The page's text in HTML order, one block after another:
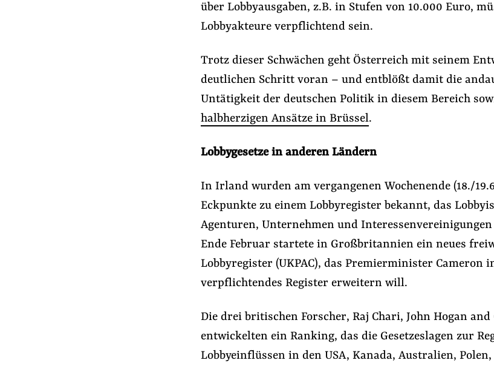
über Lobbyausgaben, z.B. in Stufen von 10.000 Euro,
Lobbyakteure verpflichtend sein.
Trotz dieser Schwächen geht Österreich mit seinem
deutlichen Schritt voran – und entblößt damit die
Untätigkeit der deutschen Politik in diesem Bereich
halbherzigen Ansätze in Brüssel.
Lobbygesetze in anderen Ländern
In Irland wurden am vergangenen Wochenende (18./
Eckpunkte zu einem Lobbyregister bekannt, das
Agenturen, Unternehmen und
Ende Februar startete in Großbritannien ein neues
Lobbyregister (UKPAC), das Premierminister Cameron
verpflichtendes Register erweitern will.
Die drei britischen Forscher, Raj Chari, John Hogan
entwickelten ein Ranking, das die Gesetzeslagen zur
Lobbyeinflüssen in den USA, Kanada, Australien,